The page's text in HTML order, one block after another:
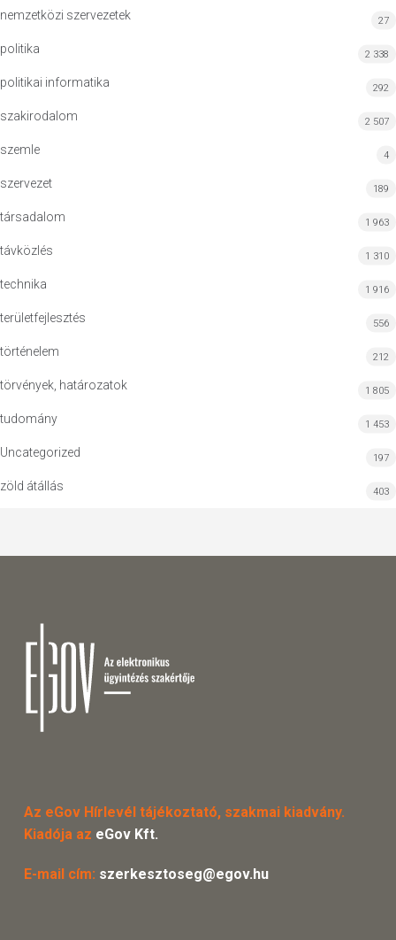
nemzetközi szervezetek 27
politika 2 338
politikai informatika 292
szakirodalom 2 507
szemle 4
szervezet 189
társadalom 1 963
távközlés 1 310
technika 1 916
területfejlesztés 556
történelem 212
törvények, határozatok 1 805
tudomány 1 453
Uncategorized 197
zöld átállás 403
Az eGov Hírlevél tájékoztató, szakmai kiadvány.
Kiadója az eGov Kft.
E-mail cím: szerkesztoseg@egov.hu